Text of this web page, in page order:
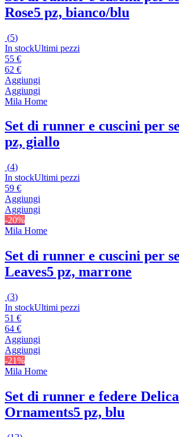
Rose5 pz, bianco/blu
(5)
In stockUltimi pezzi
55 €
62 €
Aggiungi
Aggiungi
Mila Home
Set di runner e cuscini per
pz, giallo
(4)
In stockUltimi pezzi
59 €
Aggiungi
Aggiungi
-20%
Mila Home
Set di runner e cuscini per
Leaves5 pz, marrone
(3)
In stockUltimi pezzi
51 €
64 €
Aggiungi
Aggiungi
-21%
Mila Home
Set di runner e federe
Ornaments5 pz, blu